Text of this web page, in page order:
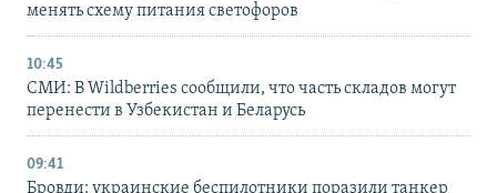
менять схему питания светофоров
10:45
СМИ: В Wildberries сообщили, что часть складов могут
перенести в Узбекистан и Беларусь
09:41
Бровди: украинские беспилотники поразили танкер